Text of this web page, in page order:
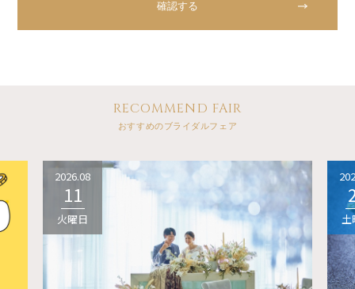
RECOMMEND FAIR
おすすめのブライダルフェア
2026.08
11
火曜日 土